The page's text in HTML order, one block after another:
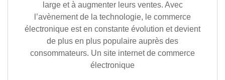
large et à augmenter leurs ventes. Avec
l’avènement de la technologie, le commerce
électronique est en constante évolution et devient
de plus en plus populaire auprès des
consommateurs. Un site internet de commerce
électronique